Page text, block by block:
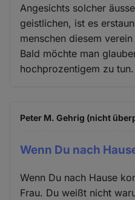
Angesichts solcher
geistlichen, ist es
menschen diesem
Bald möchte man
hochprozentigem zu tun.
Peter M. Gehrig (nicht
Wenn Du nach
Wenn Du nach Hause
Frau. Du weißt nicht